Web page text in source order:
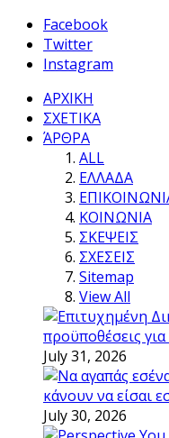
Facebook
Twitter
Instagram
ΑΡΧΙΚΗ
ΣΧΕΤΙΚΑ
ΆΡΘΡΑ
ALL
ΕΛΛΑΔΑ
ΚΟΙΝΩΝΙΑ
ΣΚΕΨΕΙΣ
ΣΧΕΣΕΙΣ
Sitemap
View All
προϋποθέσεις
July 31, 2026
κάνουν να είσαι
July 30, 2026